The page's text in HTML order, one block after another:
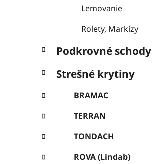
Lemovanie
Rolety, Markízy
Podkrovné schody
Strešné krytiny
BRAMAC
TERRAN
TONDACH
ROVA (Lindab)